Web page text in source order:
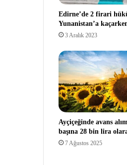
Edirne’de 2 firari
Yunanistan’a
3 Aralık 2023
Ayçiçeğinde avans
başına 28 bin lira
7 Ağustos 2025